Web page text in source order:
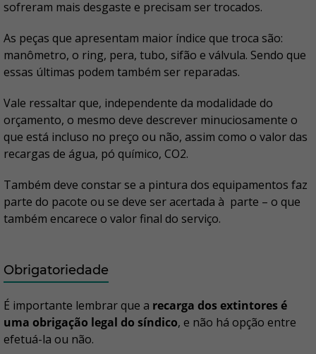
sofreram mais desgaste e precisam ser trocados.
As peças que apresentam maior índice que troca são:
manômetro, o ring, pera, tubo, sifão e válvula. Sendo que
essas últimas podem também ser reparadas.
Vale ressaltar que, independente da modalidade do
orçamento, o mesmo deve descrever minuciosamente o
que está incluso no preço ou não, assim como o valor das
recargas de água, pó químico, CO2.
Também deve constar se a pintura dos equipamentos faz
parte do pacote ou se deve ser acertada à parte – o que
também encarece o valor final do serviço.
Obrigatoriedade
É importante lembrar que a recarga dos extintores é
uma obrigação legal do síndico, e não há opção entre
efetuá-la ou não.